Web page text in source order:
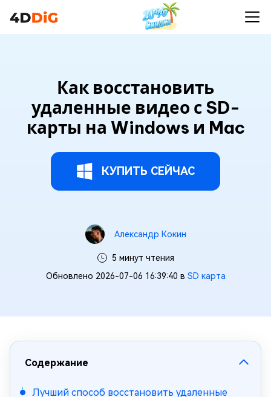
Как восстановить
удаленные видео с SD-
карты на Windows и Mac
КУПИТЬ СЕЙЧАС
Александр Кокин
5 минут чтения
Обновлено 2026-07-06 16:39:40 в SD карта
Содержание
Лучший способ восстановить удаленные